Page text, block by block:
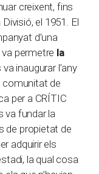
creixent, fins
el 1951. El
d’una
permetre la
va inaugurar l’any
comunitat de
per a CRÍTIC
va fundar la
de propietat de
adquirir els
la qual cosa